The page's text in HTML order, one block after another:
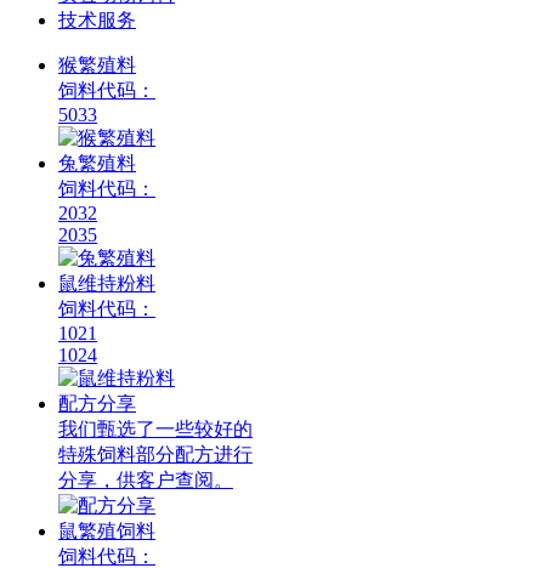
技术服务
猴繁殖料
饲料代码：
5033
兔繁殖料
饲料代码：
2032
2035
鼠维持粉料
饲料代码：
1021
1024
配方分享
我们甄选了一些较好的
特殊饲料部分配方进行
分享，供客户查阅。
鼠繁殖饲料
饲料代码：